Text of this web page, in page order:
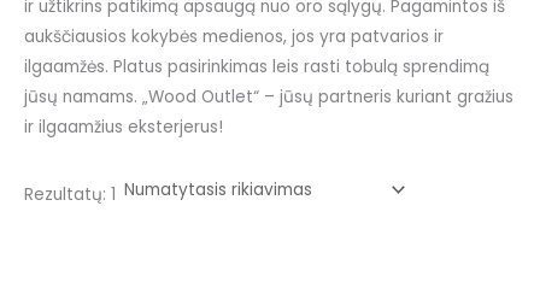
ir užtikrins patikimą apsaugą nuo oro sąlygų. Pagamintos iš
aukščiausios kokybės medienos, jos yra patvarios ir
ilgaamžės. Platus pasirinkimas leis rasti tobulą sprendimą
jūsų namams. „Wood Outlet“ – jūsų partneris kuriant gražius
ir ilgaamžius eksterjerus!
Rezultatų: 1